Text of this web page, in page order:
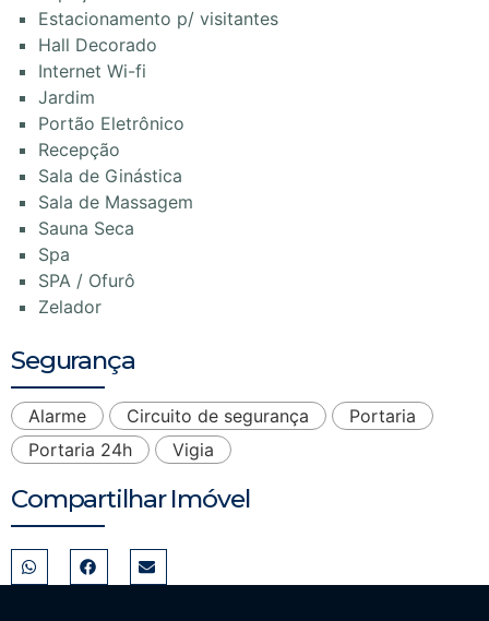
Estacionamento p/ visitantes
Hall Decorado
Internet Wi-fi
Jardim
Portão Eletrônico
Recepção
Sala de Ginástica
Sala de Massagem
Sauna Seca
Spa
SPA / Ofurô
Zelador
Segurança
Alarme Circuito de segurança
Portaria
Portaria 24h
Vigia
Compartilhar Imóvel